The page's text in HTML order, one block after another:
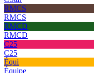
RMCS
RMCS
RMCD
RMCD
C25
C25
Équi
Équipe